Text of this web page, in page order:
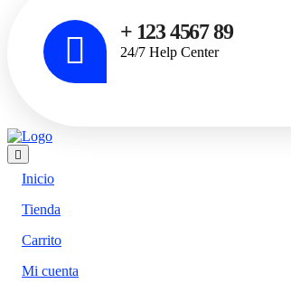
+ 123 4567 89
24/7 Help Center
Inicio
Tienda
Carrito
Mi cuenta